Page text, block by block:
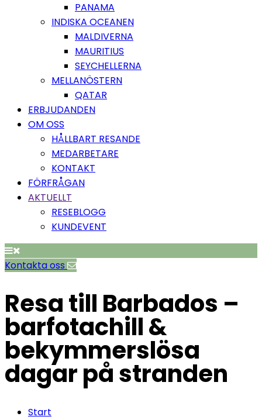
PANAMA
INDISKA OCEANEN
MALDIVERNA
MAURITIUS
SEYCHELLERNA
MELLANÖSTERN
QATAR
ERBJUDANDEN
OM OSS
HÅLLBART RESANDE
MEDARBETARE
KONTAKT
FÖRFRÅGAN
AKTUELLT
RESEBLOGG
KUNDEVENT
Kontakta oss
Resa till Barbados –
barfotachill &
bekymmerslösa
dagar på stranden
Start